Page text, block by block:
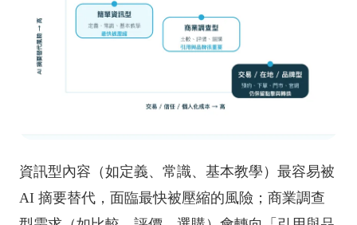
資訊型內容（如定義、常識、基本教學）最容易被
AI 摘要替代，面臨最快被壓縮的風險；商業調查